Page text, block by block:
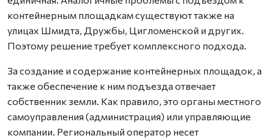
контейнерным площадкам существуют также на
улицах Шмидта, Дружбы, Цигломенской и других.
Поэтому решение требует комплексного подхода.
За создание и содержание контейнерных площадок, а
также обеспечение к ним подъезда отвечает
собственник земли. Как правило, это органы местного
самоуправления (администрация) или управляющие
компании. Региональный оператор несет